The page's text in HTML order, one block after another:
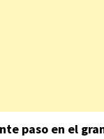
paso en el